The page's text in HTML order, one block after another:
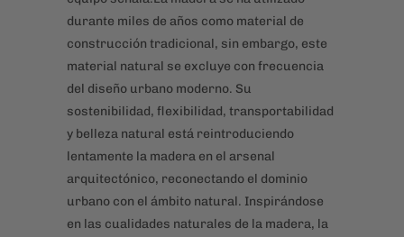
durante miles de años como material de
construcción tradicional, sin embargo, este
material natural se excluye con frecuencia
del diseño urbano moderno. Su
sostenibilidad, flexibilidad, transportabilidad
y belleza natural está reintroduciendo
lentamente la madera en el arsenal
arquitectónico, reconectando el dominio
urbano con el ámbito natural. Inspirándose
en las cualidades naturales de la madera, la